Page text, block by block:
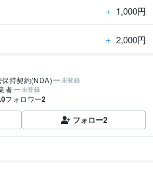
＋ 1,000円
＋ 2,000円
保持契約(NDA) 未登録
者 未登録
フォロワー2
フォロー2